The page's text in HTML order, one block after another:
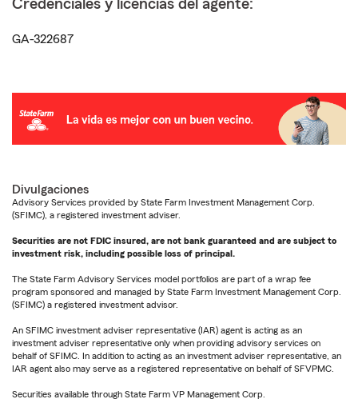
Credenciales y licencias del agente:
GA-322687
Divulgaciones
Advisory Services provided by State Farm Investment Management Corp.
(SFIMC), a registered investment adviser.
Securities are not FDIC insured, are not bank guaranteed and are subject to
investment risk, including possible loss of principal.
The State Farm Advisory Services model portfolios are part of a wrap fee
program sponsored and managed by State Farm Investment Management Corp.
(SFIMC) a registered investment advisor.
An SFIMC investment adviser representative (IAR) agent is acting as an
investment adviser representative only when providing advisory services on
behalf of SFIMC. In addition to acting as an investment adviser representative, an
IAR agent also may serve as a registered representative on behalf of SFVPMC.
Securities available through State Farm VP Management Corp.